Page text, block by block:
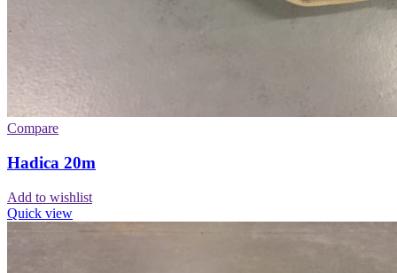
Compare
Hadica 20m
Add to wishlist
Quick view